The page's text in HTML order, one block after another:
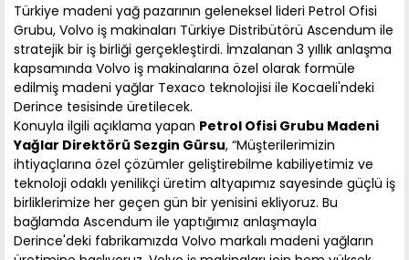
Türkiye madeni yağ pazarının geleneksel lideri Petrol Ofisi
Grubu, Volvo iş makinaları Türkiye Distribütörü Ascendum ile
stratejik bir iş birliği gerçekleştirdi. İmzalanan 3 yıllık anlaşma
kapsamında Volvo iş makinalarına özel olarak formüle
edilmiş madeni yağlar Texaco teknolojisi ile Kocaeli'ndeki
Derince tesisinde üretilecek.
Konuyla ilgili açıklama yapan Petrol Ofisi Grubu Madeni
Yağlar Direktörü Sezgin Gürsu, “Müşterilerimizin
ihtiyaçlarına özel çözümler geliştirebilme kabiliyetimiz ve
teknoloji odaklı yenilikçi üretim altyapımız sayesinde güçlü iş
birliklerimize her geçen gün bir yenisini ekliyoruz. Bu
bağlamda Ascendum ile yaptığımız anlaşmayla
Derince'deki fabrikamızda Volvo markalı madeni yağların